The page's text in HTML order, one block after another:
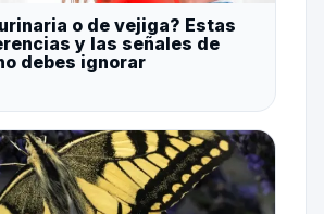
o de vejiga? Estas
y las señales de
debes ignorar